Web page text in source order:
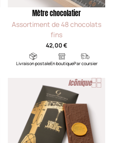
Mètre chocolatier
Assortiment de 48 chocolats
fins
42,00 €
Livraison postaleEn boutiquePar coursier
Icônique